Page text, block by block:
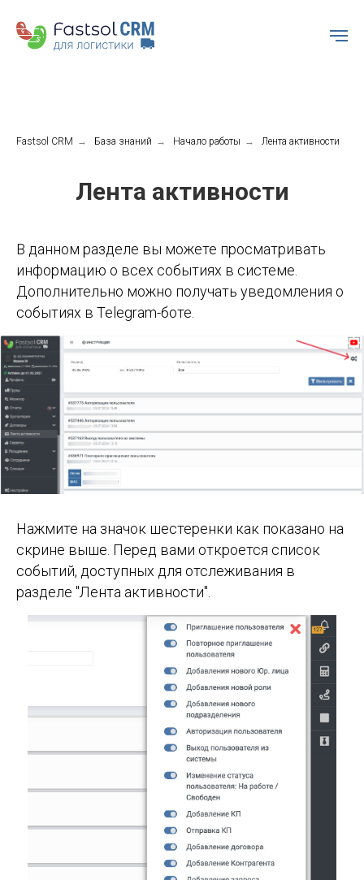
Fastsol CRM → База знаний → Начало работы → Лента активности
Лента активности
В данном разделе вы можете просматривать
информацию о всех событиях в системе.
Дополнительно можно получать уведомления о
событиях в Telegram-боте.
Нажмите на значок шестеренки как показано на
скрине выше. Перед вами откроется список
событий, доступных для отслеживания в
разделе "Лента активности".